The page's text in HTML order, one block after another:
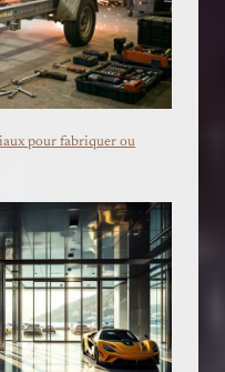
pour fabriquer ou